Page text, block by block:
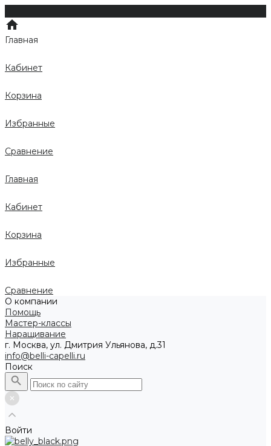
Главная
Кабинет
Корзина
Избранные
Сравнение
Главная
Кабинет
Корзина
Избранные
Сравнение
О компании
Помощь
Мастер-классы
Наращивание
г. Москва, ул. Дмитрия Ульянова, д.31
info@belli-capelli.ru
Поиск
Войти